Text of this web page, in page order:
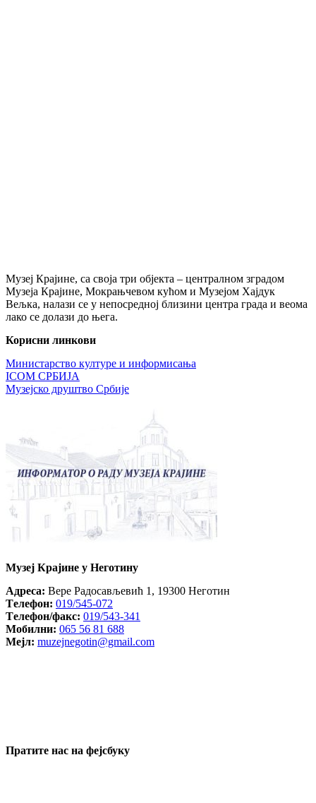
Музеј Крајине, са своја три објекта – централном зградом
Музеја Крајине, Мокрањчевом кућом и Музејом Хајдук
Вељка, налази се у непосредној близини центра града и веома
лако се долази до њега.
Корисни линкови
Министарство културе и информисања
ICOM СРБИЈА
Музејско друштво Србије
Музеј Крајине у Неготину
Aдреса: Вере Радосављевић 1, 19300 Неготин
Tелефон: 019/545-072
Tелефон/факс: 019/543-341
Mобилни: 065 56 81 688
Mејл: muzejnegotin@gmail.com
Пратите нас на фејсбуку